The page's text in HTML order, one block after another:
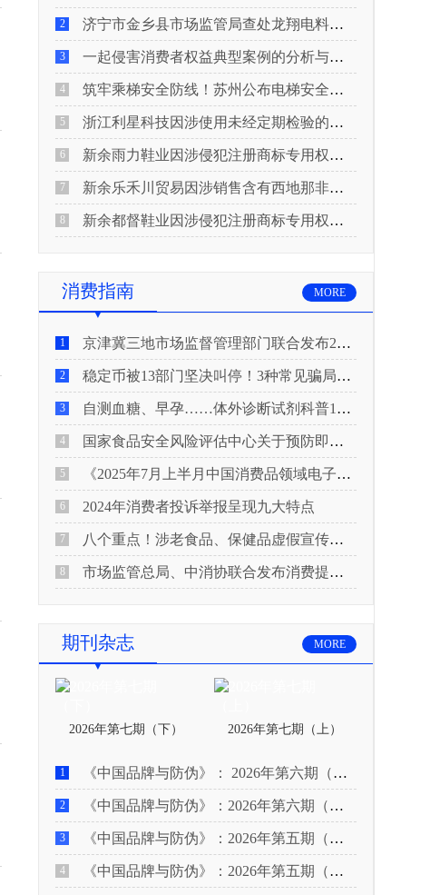
2 济宁市金乡县市场监管局查处龙翔电料批发部非法销售电线电缆案
3 一起侵害消费者权益典型案例的分析与启示
4 筑牢乘梯安全防线！苏州公布电梯安全领域典型案例
5 浙江利星科技因涉使用未经定期检验的压力管道被查
6 新余雨力鞋业因涉侵犯注册商标专用权被查
7 新余乐禾川贸易因涉销售含有西地那非的保健食品被查
8 新余都督鞋业因涉侵犯注册商标专用权被查
消费指南 MORE
1 京津冀三地市场监督管理部门联合发布2026年春节期间消费提示
2 稳定币被13部门坚决叫停！3种常见骗局“套路”曝光
3 自测血糖、早孕……体外诊断试剂科普10问来了！建议收藏
4 国家食品安全风险评估中心关于预防即食真空包装肉制品肉毒中毒的风险提示
5 《2025年7月上半月中国消费品领域电子电器行业产品质量投诉分析报告》
6 2024年消费者投诉举报呈现九大特点
7 八个重点！涉老食品、保健品虚假宣传识别技巧
8 市场监管总局、中消协联合发布消费提示：关注检测报告：果蔬安全的“通行证”
期刊杂志 MORE
2026年第七期（下） 2026年第七期（上）
1 《中国品牌与防伪》： 2026年第六期（下）
2 《中国品牌与防伪》：2026年第六期（上）
3 《中国品牌与防伪》：2026年第五期（下）
4 《中国品牌与防伪》：2026年第五期（上）